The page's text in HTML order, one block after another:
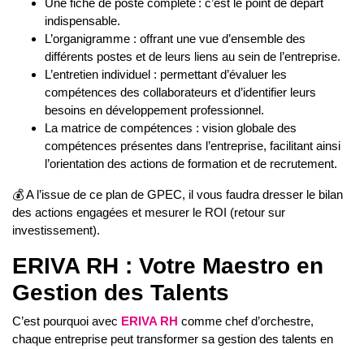
Une fiche de poste complète : c’est le point de départ
indispensable.
L’organigramme : offrant une vue d’ensemble des
différents postes et de leurs liens au sein de l’entreprise.
L’entretien individuel : permettant d’évaluer les
compétences des collaborateurs et d’identifier leurs
besoins en développement professionnel.
La matrice de compétences : vision globale des
compétences présentes dans l’entreprise, facilitant ainsi
l’orientation des actions de formation et de recrutement.
💰A l’issue de ce plan de GPEC, il vous faudra dresser le bilan
des actions engagées et mesurer le ROI (retour sur
investissement).
ERIVA RH : Votre Maestro en
Gestion des Talents
C’est pourquoi avec ERIVA RH comme chef d’orchestre,
chaque entreprise peut transformer sa gestion des talents en